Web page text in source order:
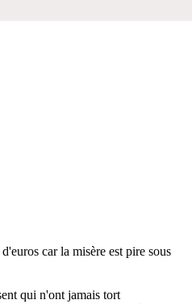
car la misère est pire sous
qui n'ont jamais tort